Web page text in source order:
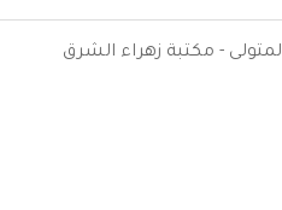
- مكتبة زهراء الشرق